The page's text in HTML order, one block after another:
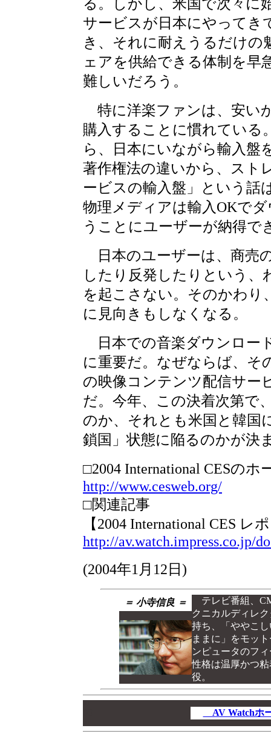
る。しかし、米国で次々に
サービスが日本にやってき
き、それに耐えうるだけの
ェアを供給できる体制を早
難しいだろう。
特に洋楽ファンは、安い
購入することに慣れている
ら、日本にいながら輸入盤
著作権法の違いから、スト
ービスの輸入盤」という話
物理メディアは輸入OKで
うことにユーザーが納得で
日本のユーザーは、商売
したり反発したりという
を起こさない。そのかわり
に見向きもしなくなる。
日本での音楽ダウンロー
に重要だ。なぜならば、そ
の映像コンテンツ配信サー
だ。今年、この決着次第で
のか、それとも米国と韓国
鎖国」状態に陥るのかが決
□2004 International CESのホ
http://www.cesweb.org/
□関連記事
【2004 International CES レ
http://av.watch.impress.co.jp/
(2004年1月12日 )
＝ 小寺信良 ＝
テレビ番組、
クニカルディレ
持ち、「ややこ
ままに」をモッ
ンピュータのフ
性格は温厚かつ
役。
AV Watchホ